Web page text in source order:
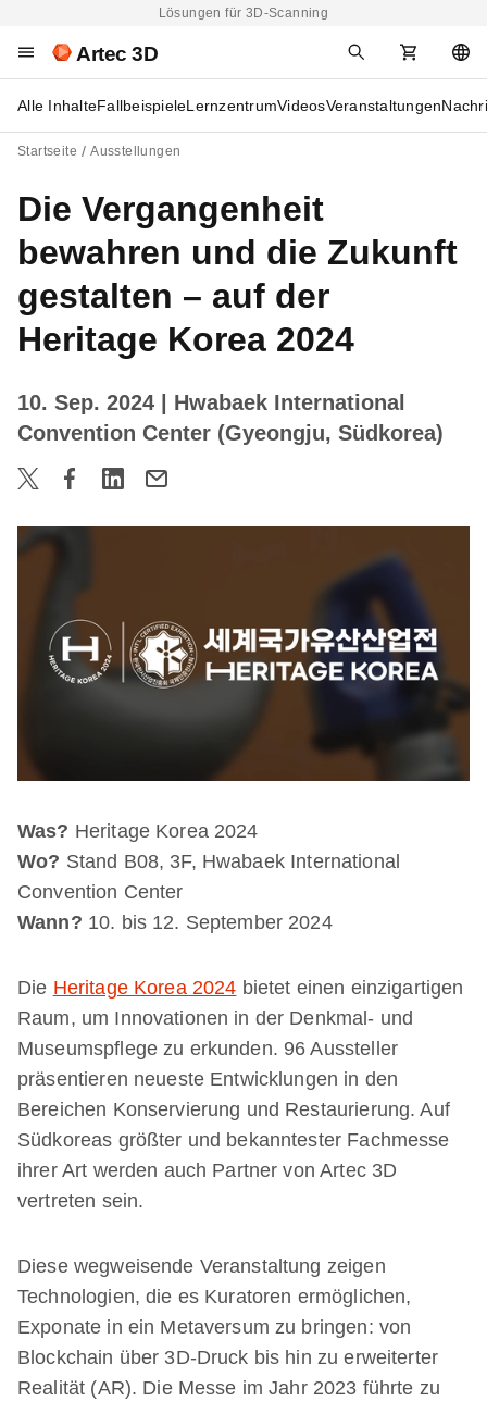
Lösungen für 3D-Scanning
Artec 3D
Alle InhalteFallbeispieleLernzentrumVideosVeranstaltungen
Startseite Ausstellungen
Die Vergangenheit
bewahren und die Zukunft
gestalten – auf der
Heritage Korea 2024
10. Sep. 2024
| Hwabaek International
Convention Center (Gyeongju, Südkorea)
Was? Heritage Korea 2024
Wo? Stand B08, 3F, Hwabaek International
Convention Center
Wann? 10. bis 12. September 2024
Die Heritage Korea 2024 bietet einen einzigartigen
Raum, um Innovationen in der Denkmal- und
Museumspflege zu erkunden. 96 Aussteller
präsentieren neueste Entwicklungen in den
Bereichen Konservierung und Restaurierung. Auf
Südkoreas größter und bekanntester Fachmesse
ihrer Art werden auch Partner von Artec 3D
vertreten sein.
Diese wegweisende Veranstaltung zeigen
Technologien, die es Kuratoren ermöglichen,
Exponate in ein Metaversum zu bringen: von
Blockchain über 3D-Druck bis hin zu erweiterter
Realität (AR). Die Messe im Jahr 2023 führte zu